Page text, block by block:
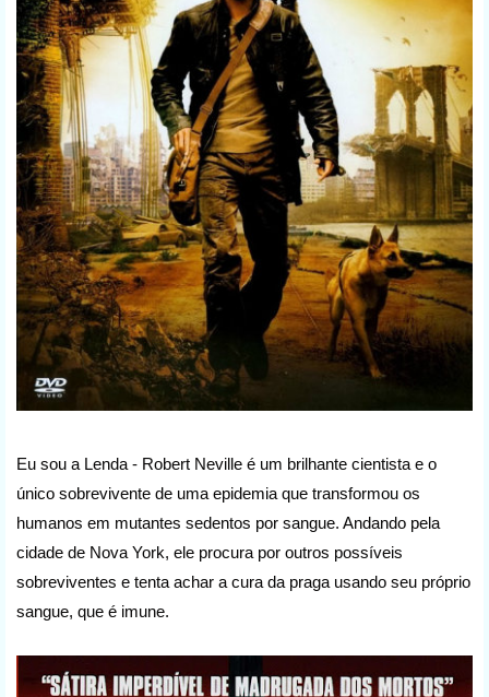
Eu sou a Lenda - Robert Neville é um brilhante cientista e o
único sobrevivente de uma epidemia que transformou os
humanos em mutantes sedentos por sangue. Andando pela
cidade de Nova York, ele procura por outros possíveis
sobreviventes e tenta achar a cura da praga usando seu próprio
sangue, que é imune.